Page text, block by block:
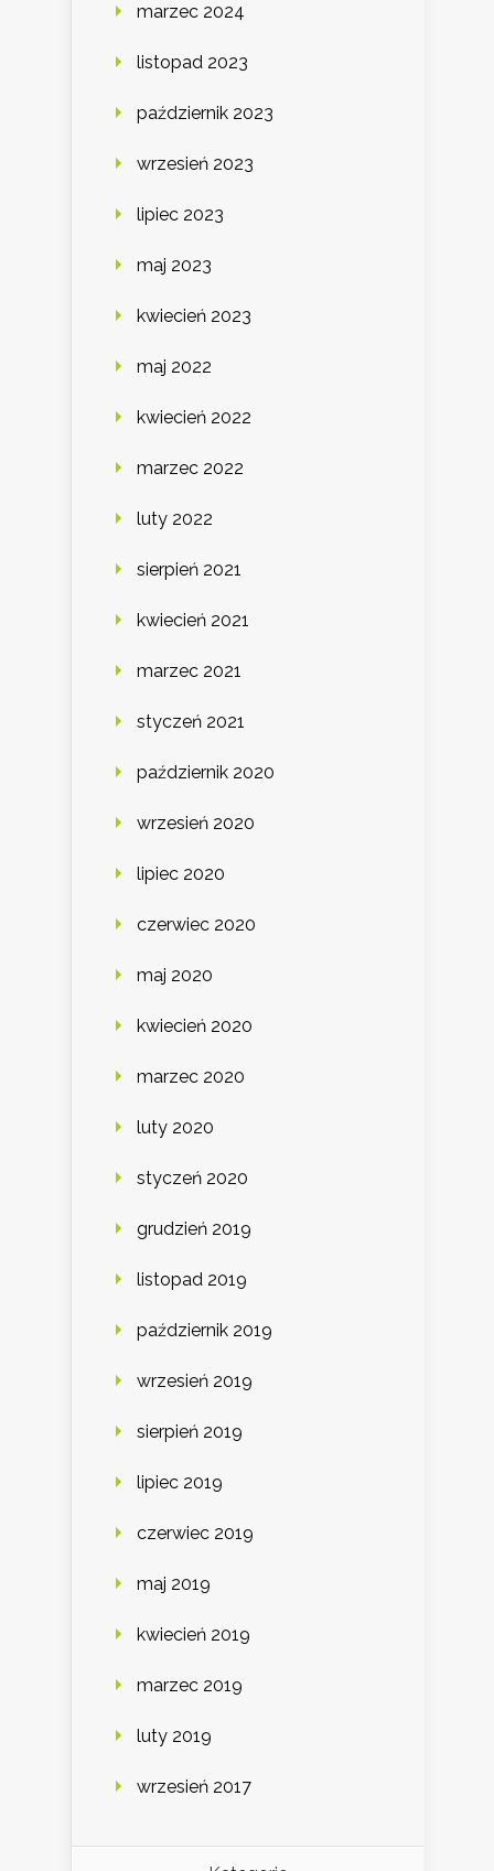
marzec 2024
listopad 2023
październik 2023
wrzesień 2023
lipiec 2023
maj 2023
kwiecień 2023
maj 2022
kwiecień 2022
marzec 2022
luty 2022
sierpień 2021
kwiecień 2021
marzec 2021
styczeń 2021
październik 2020
wrzesień 2020
lipiec 2020
czerwiec 2020
maj 2020
kwiecień 2020
marzec 2020
luty 2020
styczeń 2020
grudzień 2019
listopad 2019
październik 2019
wrzesień 2019
sierpień 2019
lipiec 2019
czerwiec 2019
maj 2019
kwiecień 2019
marzec 2019
luty 2019
wrzesień 2017